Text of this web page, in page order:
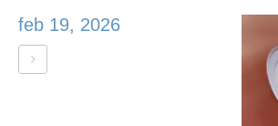
feb 19, 2026